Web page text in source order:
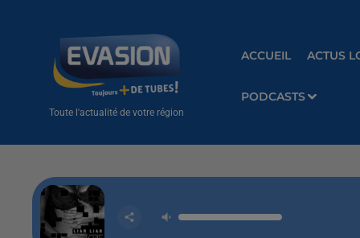
Toute l'actualité de votre région
ACCUEIL ACTUS
PODCASTS